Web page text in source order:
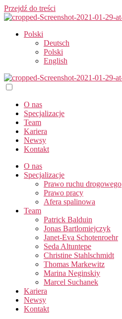
Przejdź do treści
Polski
Deutsch
Polski
English
O nas
Specjalizacje
Team
Kariera
Newsy
Kontakt
O nas
Specjalizacje
Prawo ruchu drogowego
Prawo pracy​
Afera spalinowa
Team
Patrick Balduin
Jonas Bartlomiejczyk
Janet-Eva Schotenroehr
Seda Altuntepe
Christine Stahlschmidt
Thomas Markewitz
Marina Neginskiy
Marcel Suchanek
Kariera
Newsy
Kontakt